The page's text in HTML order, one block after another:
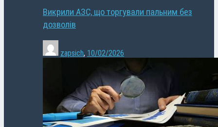
Викрили АЗС, що торгували пальним без
дозволів
zapsich, 10/02/2026